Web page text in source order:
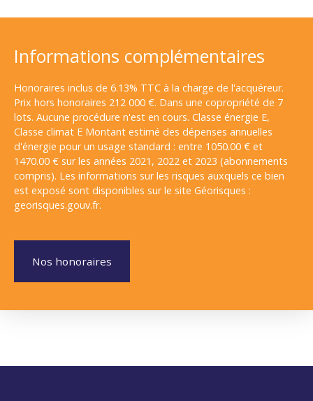
Informations complémentaires
Honoraires inclus de 6.13% TTC à la charge de l'acquéreur.
Prix hors honoraires 212 000 €. Dans une copropriété de 7
lots. Aucune procédure n'est en cours. Classe énergie E,
Classe climat E Montant estimé des dépenses annuelles
d'énergie pour un usage standard : entre 1050.00 € et
1470.00 € sur les années 2021, 2022 et 2023 (abonnements
compris). Les informations sur les risques auxquels ce bien
est exposé sont disponibles sur le site Géorisques :
georisques.gouv.fr.
Nos honoraires